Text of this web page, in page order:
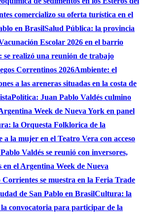
comercializo su oferta turística en el
en BrasilSalud Pública: la provincia
Escolar 2026 en el barrio
se realizó una reunión de trabajo
Correntinos 2026Ambiente: el
a las areneras situadas en la costa de
Política: Juan Pablo Valdés culmino
Week de Nueva York en panel
la Orquesta Folklorica de la
a la mujer en el Teatro Vera con acceso
Valdés se reunió con inversores,
el Argentina Week de Nueva
se muestra en la Feria Trade
de San Pablo en BrasilCultura: la
convocatoria para participar de la